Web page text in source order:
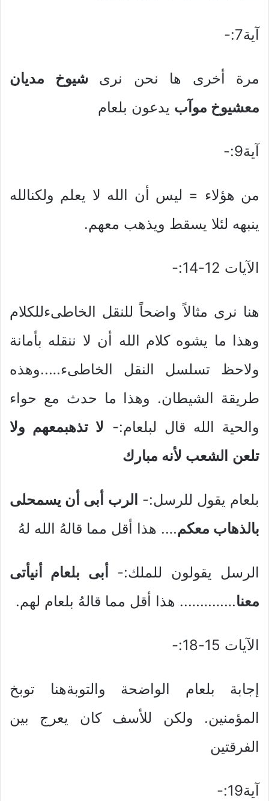
آية7:-
مرة أخرى ها نحن نرىشيوخ مديان
معشيوخ موآب يدعون بلعام
آية9:-
من هؤلاء = ليس أن الله لا يعلم ولكنالله
ينبهه لئلا يسقط ويذهب معهم.
الآيات 12-14:-
هنا نرى مثالاً واضحاً للنقل الخاطىءللكلام
وهذا ما يشوه كلام الله أن لا ننقله بأمانة
ولاحظ تسلسل النقل الخاطىء…..وهذه
طريقة الشيطان. وهذا ما حدث مع حواء
والحية الله قال لبلعام:- لا تذهبمعهم ولا
تلعن الشعب لأنه مبارك
بلعام يقول للرسل:- الرب أبى أن يسمحلى
بالذهاب معكم…. هذا أقل مما قالهُ الله لهُ
الرسل يقولون للملك:-
أبى بلعام أنيأتى
معنا………….. هذا أقل مما قالهُ بلعام لهم.
الآيات 15-18:-
إجابة بلعام الواضحة والتوبةهنا توبخ
المؤمنين. ولكن للأسف كان يعرج بين
الفرقتين
آية19:-